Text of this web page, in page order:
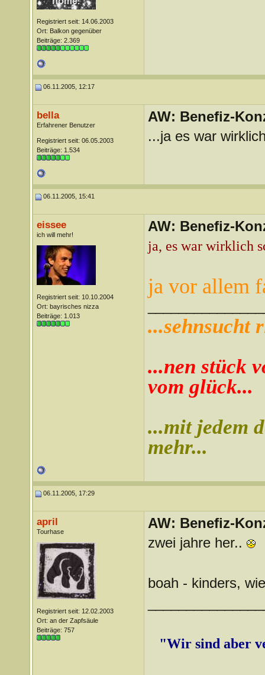
Registriert seit: 14.06.2003
Ort: Balkon gegenüber
Beiträge: 2.369
06.11.2005, 12:17
bella
Erfahrener Benutzer
Registriert seit: 06.05.2003
Beiträge: 1.534
AW: Benefiz-
...ja es war
06.11.2005, 15:41
eissee
ich will mehr!
Registriert seit: 10.10.2004
Ort: bayrisches nizza
Beiträge: 1.013
AW: Benefiz-
ja, es war wirklich
ja vor allem
...sehnsucht
...nen stück
vom glück...
...mit jedem
mehr...
06.11.2005, 17:29
april
Tourhase
Registriert seit: 12.02.2003
Ort: an der Zapfsäule
Beiträge: 757
AW: Benefiz-
zwei jahre her..
boah - kinders,
"Wir sind aber